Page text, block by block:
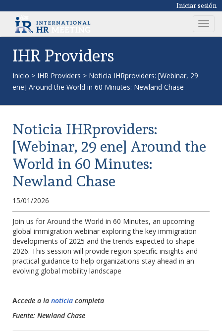
Iniciar sesión
T
o
a
a
IHR Providers
Inicio > IHR Providers > Noticia IHRproviders: [Webinar, 29
ene] Around the World in 60 Minutes: Newland Chase
Noticia IHRproviders:
[Webinar, 29 ene] Around the
World in 60 Minutes:
Newland Chase
15/01/2026
Join us for Around the World in 60 Minutes, an upcoming
global immigration webinar exploring the key immigration
developments of 2025 and the trends expected to shape
2026. This session will provide region-specific insights and
practical guidance to help organizations stay ahead in an
evolving global mobility landscape
Accede a la noticia completa
Fuente: Newland Chase